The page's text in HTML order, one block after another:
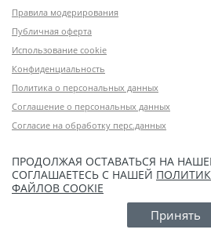
Правила модерирования
Публичная оферта
Использование cookie
Конфиденциальность
Политика о персональных данных
Соглашение о персональных данных
Согласие на обработку перс.данных
ПРОДОЛЖАЯ ОСТАВАТЬСЯ НА
СОГЛАШАЕТЕСЬ С НАШЕЙ
ФАЙЛОВ COOKIE
Принять